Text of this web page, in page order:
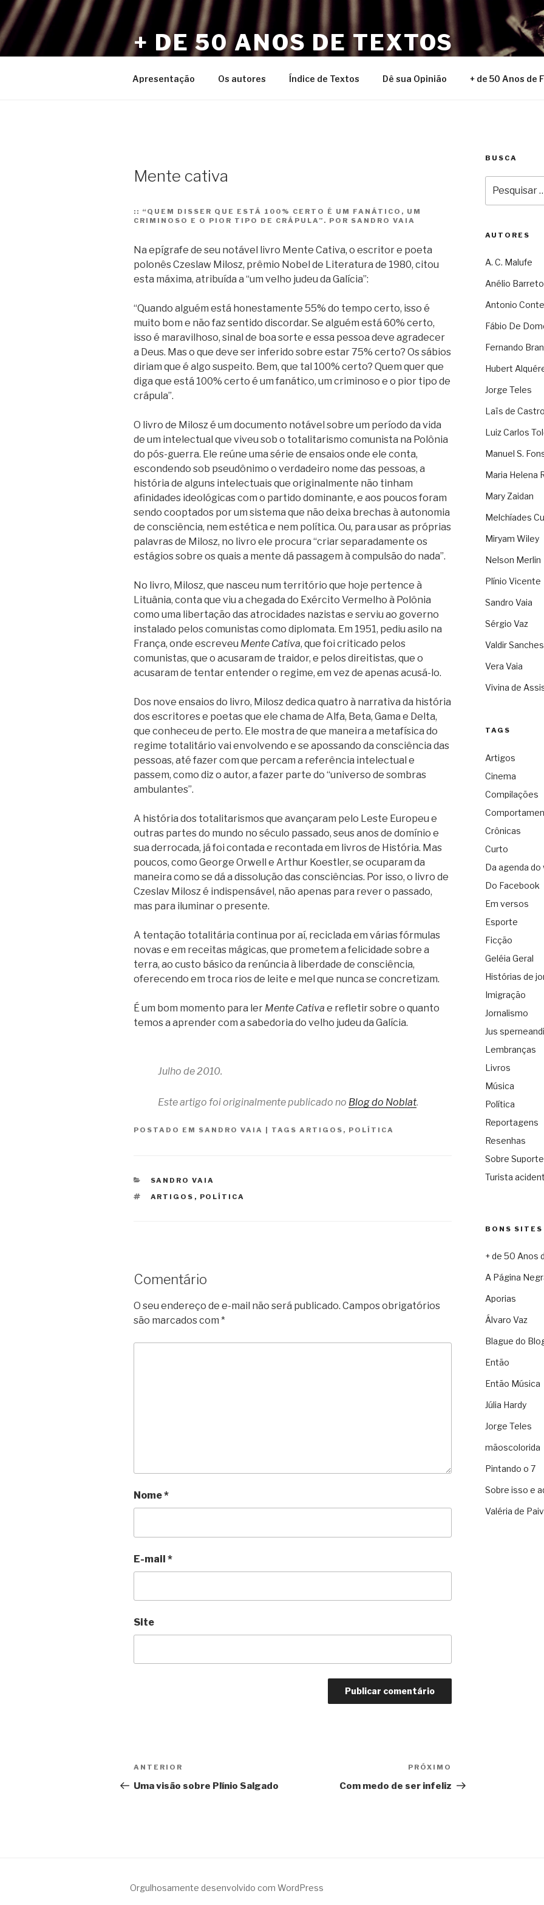
Pular
para
o
conteúdo
+ DE 50 ANOS DE TEXTOS
Apresentação Os autores Índice de Textos Dê sua Opinião + de 50 Anos de
Mente cativa
:: “QUEM DISSER QUE ESTÁ 100% CERTO É UM FANÁTICO, UM
CRIMINOSO E O PIOR TIPO DE CRÁPULA”. POR SANDRO VAIA
Na epígrafe de seu notável livro Mente Cativa, o escritor e poeta
polonês Czeslaw Milosz, prêmio Nobel de Literatura de 1980, citou
esta máxima, atribuída a “um velho judeu da Galícia”:
“Quando alguém está honestamente 55% do tempo certo, isso é
muito bom e não faz sentido discordar. Se alguém está 60% certo,
isso é maravilhoso, sinal de boa sorte e essa pessoa deve agradecer
a Deus. Mas o que deve ser inferido sobre estar 75% certo? Os sábios
diriam que é algo suspeito. Bem, que tal 100% certo? Quem quer que
diga que está 100% certo é um fanático, um criminoso e o pior tipo de
crápula”.
O livro de Milosz é um documento notável sobre um período da vida
de um intelectual que viveu sob o totalitarismo comunista na Polônia
do pós-guerra. Ele reúne uma série de ensaios onde ele conta,
escondendo sob pseudônimo o verdadeiro nome das pessoas, a
história de alguns intelectuais que originalmente não tinham
afinidades ideológicas com o partido dominante, e aos poucos foram
sendo cooptados por um sistema que não deixa brechas à autonomia
de consciência, nem estética e nem política. Ou, para usar as próprias
palavras de Milosz, no livro ele procura “criar separadamente os
estágios sobre os quais a mente dá passagem à compulsão do nada”.
No livro, Milosz, que nasceu num território que hoje pertence à
Lituânia, conta que viu a chegada do Exército Vermelho à Polônia
como uma libertação das atrocidades nazistas e serviu ao governo
instalado pelos comunistas como diplomata. Em 1951, pediu asilo na
França, onde escreveu Mente Cativa, que foi criticado pelos
comunistas, que o acusaram de traidor, e pelos direitistas, que o
acusaram de tentar entender o regime, em vez de apenas acusá-lo.
Dos nove ensaios do livro, Milosz dedica quatro à narrativa da história
dos escritores e poetas que ele chama de Alfa, Beta, Gama e Delta,
que conheceu de perto. Ele mostra de que maneira a metafísica do
regime totalitário vai envolvendo e se apossando da consciência das
pessoas, até fazer com que percam a referência intelectual e
passem, como diz o autor, a fazer parte do “universo de sombras
ambulantes”.
A história dos totalitarismos que avançaram pelo Leste Europeu e
outras partes do mundo no século passado, seus anos de domínio e
sua derrocada, já foi contada e recontada em livros de História. Mas
poucos, como George Orwell e Arthur Koestler, se ocuparam da
maneira como se dá a dissolução das consciências. Por isso, o livro de
Czeslav Milosz é indispensável, não apenas para rever o passado,
mas para iluminar o presente.
A tentação totalitária continua por aí, reciclada em várias fórmulas
novas e em receitas mágicas, que prometem a felicidade sobre a
terra, ao custo básico da renúncia à liberdade de consciência,
oferecendo em troca rios de leite e mel que nunca se concretizam.
É um bom momento para ler Mente Cativa e refletir sobre o quanto
temos a aprender com a sabedoria do velho judeu da Galícia.
Julho de 2010.
Este artigo foi originalmente publicado no Blog do Noblat.
POSTADO EM SANDRO VAIA | TAGS ARTIGOS , POLÍTICA
CATEGORIAS
SANDRO VAIA
TAGS
ARTIGOS , POLÍTICA
Comentário
O seu endereço de e-mail não será publicado. Campos obrigatórios
são marcados com *
Nome*
E-mail *
Site
Navegação
de
Anterior
ANTERIOR
Uma visão sobre Plínio Salgado
PRÓXIMO
Com medo de ser infeliz
BUSCA
por:
AUTORES
A. C. Malufe
Anélio Barreto
Antonio
Fábio De
Fernando
Hubert
Jorge Teles
Laïs de Castro
Luiz Carlos
Manuel S.
Maria Helena
Mary Zaidan
Melchíades
Miryam Wiley
Nelson Merlin
Plínio Vicente
Sandro Vaia
Sérgio Vaz
Valdir Sanches
Vera Vaia
Vivina de
TAGS
Artigos
Cinema
Compilações
Crônicas
Curto
Da agenda do
Do Facebook
Em versos
Esporte
Ficção
Geléia Geral
Histórias de
Imigração
Jornalismo
Jus sperneandi
Lembranças
Livros
Música
Política
Reportagens
Resenhas
Sobre
Turista
BONS SITES
+ de 50 Anos
A Página
Aporias
Álvaro Vaz
Blague do
Então
Então Música
Júlia Hardy
Jorge Teles
mãoscolorida
Pintando o 7
Sobre isso e
Valéria de
Orgulhosamente desenvolvido com WordPress